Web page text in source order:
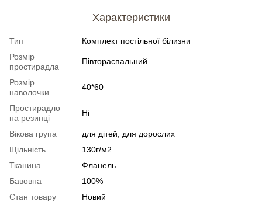
Характеристики
Тип
Комплект постільної білизни
Розмір
простирадла
Півтораспальний
Розмір
наволочки
40*60
Простирадло
на резинці
Ні
Вікова група
для дітей, для дорослих
Щільність
130г/м2
Тканина
Фланель
Бавовна
100%
Стан товару
Новий